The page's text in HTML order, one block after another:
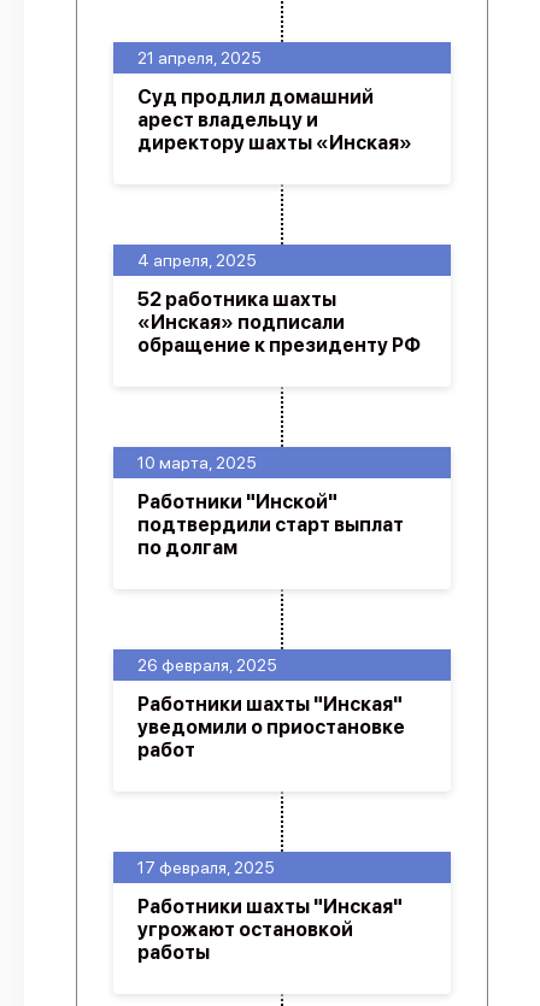
17 февраля, 2025
Работники шахты "Инская"
угрожают остановкой
работы
26 февраля, 2025
Работники шахты "Инская"
уведомили о приостановке
работ
10 марта, 2025
Работники "Инской"
подтвердили старт выплат
по долгам
4 апреля, 2025
52 работника шахты
«Инская» подписали
обращение к президенту РФ
21 апреля, 2025
Суд продлил домашний
арест владельцу и
директору шахты «Инская»